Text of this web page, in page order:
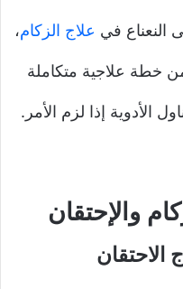
النعناع في علاج الزكام،
خطة علاجية متكاملة
الأدوية إذا لزم الأمر.
والإحتقان
الاحتقان